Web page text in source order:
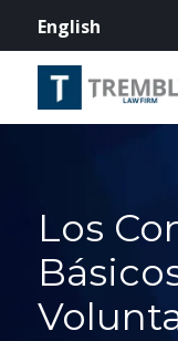
English
Los